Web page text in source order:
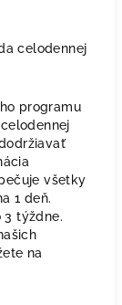
celodennej
programu
všetky
1 deň.
3 týždne.
na